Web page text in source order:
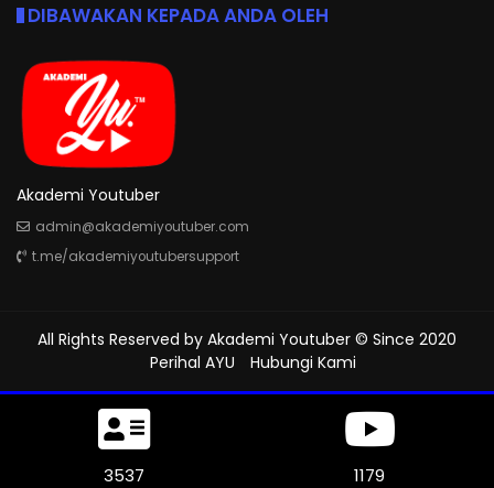
DIBAWAKAN KEPADA ANDA OLEH
Akademi Youtuber
admin@akademiyoutuber.com
t.me/akademiyoutubersupport
All Rights Reserved by Akademi Youtuber © Since 2020
Perihal AYU
Hubungi Kami
4128 1312